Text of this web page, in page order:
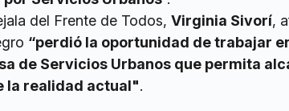
del Frente de Todos, Virginia Sivorí,
“perdió la oportunidad de trabajar
de Servicios Urbanos que permita
la realidad actual".